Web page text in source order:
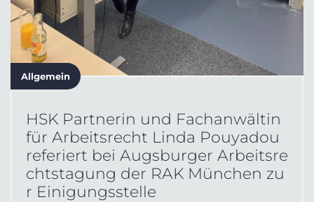
Allgemein
HSK Partnerin und Fachanwältin
für Arbeitsrecht Linda Pouyadou
referiert bei Augsburger Arbeitsre
chtstagung der RAK München zu
r Einigungsstelle